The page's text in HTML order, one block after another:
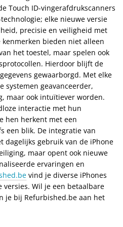
Touch ID-vingerafdrukscanners
elke nieuwe versie
precisie en veiligheid met
bieden niet alleen
het toestel, maar spelen ook
Hierdoor blijft de
gewaarborgd. Met elke
systemen geavanceerder,
maar ook intuïtiever worden.
interactie met hun
hen herkent met een
een blik. De integratie van
dagelijks gebruik van de iPhone
maar opent ook nieuwe
ervaringen en
vind je diverse iPhones
versies. Wil je een betaalbare
je bij Refurbished.be aan het